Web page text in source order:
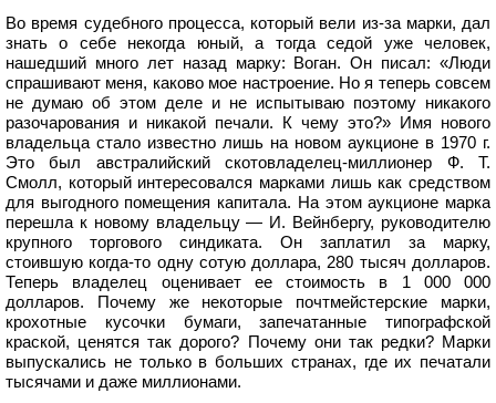
Во время судебного процесса, который вели из-за марки, дал
знать о себе некогда юный, а тогда седой уже человек,
нашедший много лет назад марку: Воган. Он писал: «Люди
спрашивают меня, каково мое настроение. Но я теперь совсем
не думаю об этом деле и не испытываю поэтому никакого
разочарования и никакой печали. К чему это?» Имя нового
владельца стало известно лишь на новом аукционе в 1970 г.
Это был австралийский скотовладелец-миллионер Ф. Т.
Смолл, который интересовался марками лишь как средством
для выгодного помещения капитала. На этом аукционе марка
перешла к новому владельцу — И. Вейнбергу, руководителю
крупного торгового синдиката. Он заплатил за марку,
стоившую когда-то одну сотую доллара, 280 тысяч долларов.
Теперь владелец оценивает ее стоимость в 1 000 000
долларов. Почему же некоторые почтмейстерские марки,
крохотные кусочки бумаги, запечатанные типографской
краской, ценятся так дорого? Почему они так редки? Марки
выпускались не только в больших странах, где их печатали
тысячами и даже миллионами.